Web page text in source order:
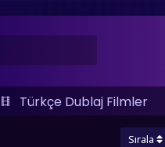
Türkçe Dublaj Filmler
Sırala